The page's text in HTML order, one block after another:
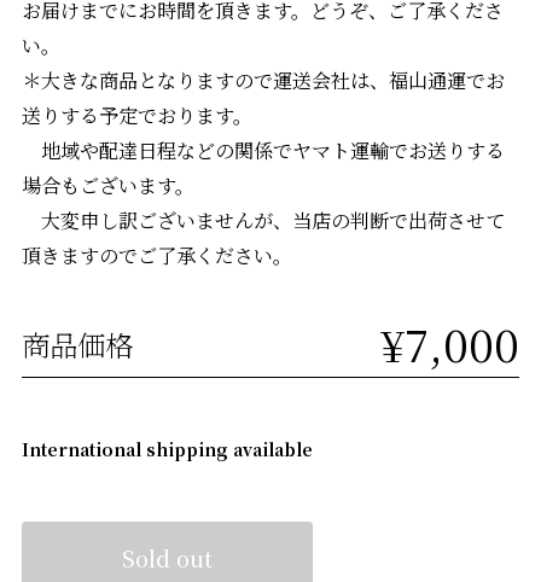
お届けまでにお時間を頂きます。どうぞ、ご了承くださ
い。
＊大きな商品となりますので運送会社は、福山通運でお
送りする予定でおります。
地域や配達日程などの関係でヤマト運輸でお送りする
場合もございます。
大変申し訳ございませんが、当店の判断で出荷させて
頂きますのでご了承ください。
商品価格 ¥7,000
International shipping available
Sold out